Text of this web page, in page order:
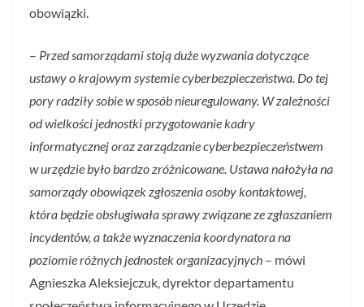
obowiązki.
– Przed samorządami stoją duże wyzwania dotyczące
ustawy o krajowym systemie cyberbezpieczeństwa. Do tej
pory radziły sobie w sposób nieuregulowany. W zależności
od wielkości jednostki przygotowanie kadry
informatycznej oraz zarządzanie cyberbezpieczeństwem
w urzędzie było bardzo zróżnicowane. Ustawa nałożyła na
samorządy obowiązek zgłoszenia osoby kontaktowej,
która będzie obsługiwała sprawy związane ze zgłaszaniem
incydentów, a także wyznaczenia koordynatora na
poziomie różnych jednostek organizacyjnych – mówi
Agnieszka Aleksiejczuk, dyrektor departamentu